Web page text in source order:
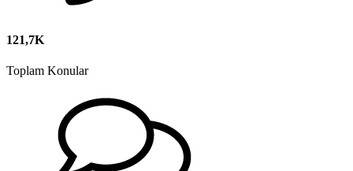
121,7K
Toplam Konular